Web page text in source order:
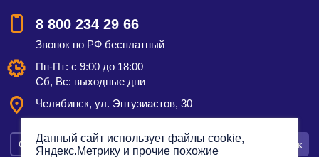
8 800 234 29 66
Звонок по РФ бесплатный
Пн-Пт: с 9:00 до 18:00
Сб, Вс: выходные дни
Челябинск, ул. Энтузиастов, 30
Смотреть на карте Оставить заявку Заказать звонок
Данный сайт использует файлы cookie,
Яндекс.Метрику и прочие похожие